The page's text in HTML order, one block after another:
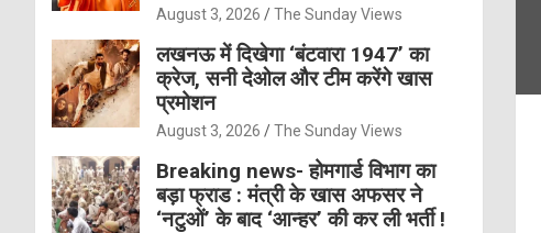
August 3, 2026 The Sunday Views
लखनऊ में दिखेगा ‘बंटवारा 1947’ का
क्रेज, सनी देओल और टीम करेंगे खास
प्रमोशन
August 3, 2026 The Sunday Views
Breaking news- होमगार्ड विभाग का
बड़ा फ्राड : मंत्री के खास अफसर ने
‘नटुओं’ के बाद ‘आन्हर’ की कर ली भर्ती !